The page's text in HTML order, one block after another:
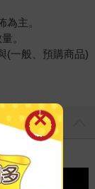
主。
。
(一般、預購商品)